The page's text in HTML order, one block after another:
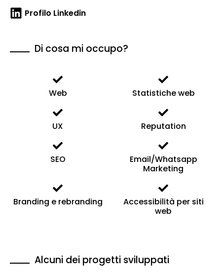
Profilo Linkedin
Di cosa mi occupo?
Web Statistiche web
UX Reputation
SEO
Email/Whatsapp
Marketing
Branding e rebranding
Accessibilità per siti
web
Alcuni dei progetti sviluppati